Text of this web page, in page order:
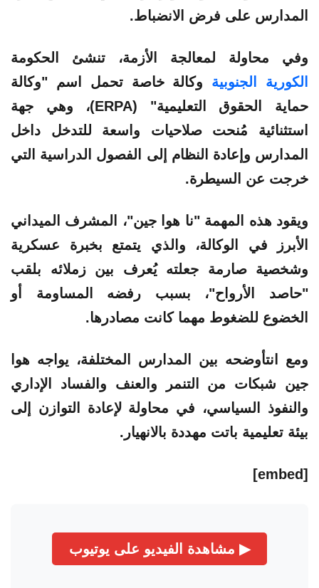
المدارس على فرض الانضباط.
وفي محاولة لمعالجة الأزمة، تنشئ الحكومة
الكورية الجنوبية وكالة خاصة تحمل اسم "وكالة
حماية الحقوق التعليمية" (ERPA)، وهي جهة
استثنائية مُنحت صلاحيات واسعة للتدخل داخل
المدارس وإعادة النظام إلى الفصول الدراسية التي
خرجت عن السيطرة.
ويقود هذه المهمة "نا هوا جين"، المشرف الميداني
الأبرز في الوكالة، والذي يتمتع بخبرة عسكرية
وشخصية صارمة جعلته يُعرف بين زملائه بلقب
"حاصد الأرواح"، بسبب رفضه المساومة أو
الخضوع للضغوط مهما كانت مصادرها.
ومع انتأوضحه بين المدارس المختلفة، يواجه هوا
جين شبكات من التنمر والعنف والفساد الإداري
والنفوذ السياسي، في محاولة لإعادة التوازن إلى
بيئة تعليمية باتت مهددة بالانهيار.
[embed]
▶ مشاهدة الفيديو على يوتيوب